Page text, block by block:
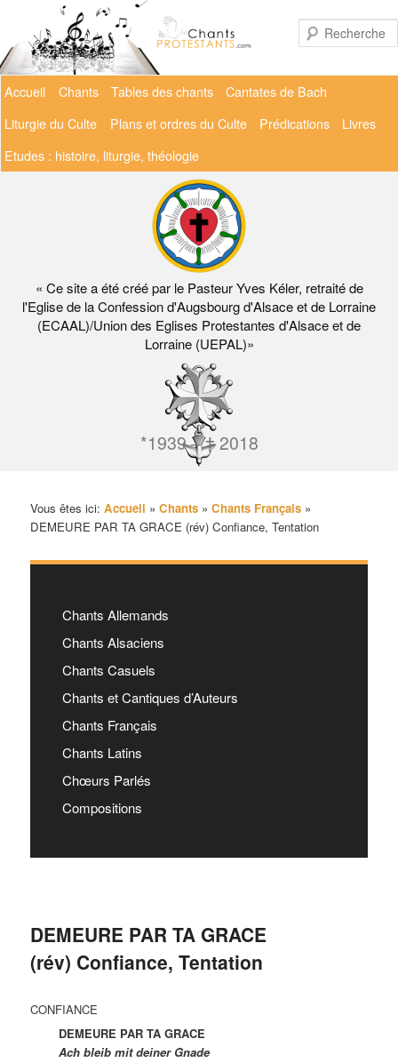
contenu
principal
« Ce site a été créé par le Pasteur Yves Kéler, retraité de
l'Eglise de la Confession d'Augsbourg d'Alsace et de Lorraine
(ECAAL)/Union des Eglises Protestantes d'Alsace et de
Lorraine (UEPAL)»
*1939 – † 2018
Menu
Accueil Chants Tables des chants
Cantates de Bach
Liturgie du Culte
Plans et ordres du Culte Prédications
Livres
Etudes : histoire, liturgie, théologie
DEMEURE PAR TA GRACE
(rév) Confiance, Tentation
CONFIANCE
DEMEURE PAR TA GRACE
Ach bleib mit deiner Gnade
Vous êtes ici:Accueil »Chants »Chants Français »
DEMEURE PAR TA GRACE (rév) Confiance, Tentation
Chants Allemands
Chants Alsaciens
Chants Casuels
Chants et Cantiques d’Auteurs
Chants Français
Chants Latins
Chœurs Parlés
Compositions